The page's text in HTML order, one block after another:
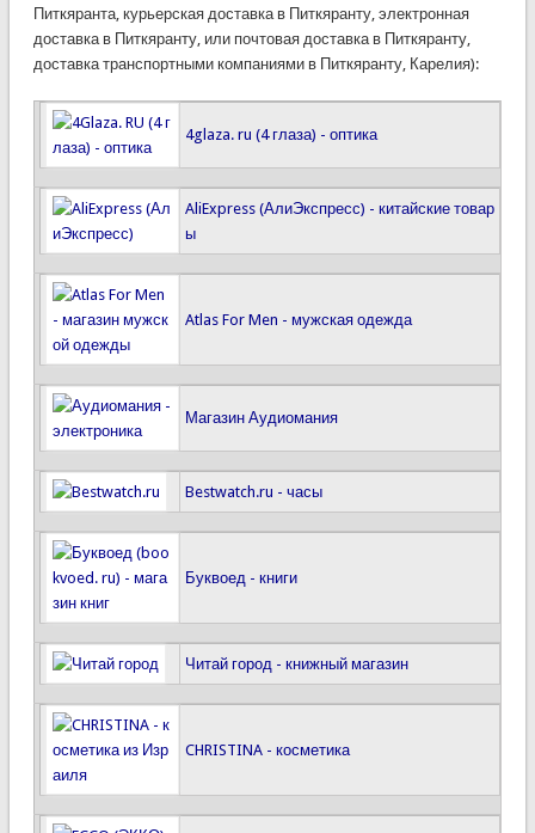
Питкяранта, курьерская доставка в Питкяранту, электронная
доставка в Питкяранту, или почтовая доставка в Питкяранту,
доставка транспортными компаниями в Питкяранту, Карелия):
4glaza. ru (4 глаза) - оптика
AliExpress (АлиЭкспресс) - китайские товар
ы
Atlas For Men - мужская одежда
Магазин Аудиомания
Bestwatch.ru - часы
Буквоед - книги
Читай город - книжный магазин
CHRISTINA - косметика